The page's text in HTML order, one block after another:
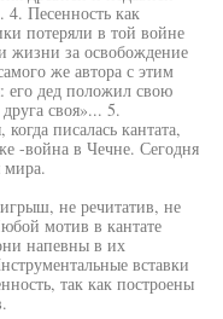
4. Песенность как
потеряли в той войне
жизни за освобождение
же автора с этим
его дед положил свою
своя»... 5.
писалась кантата,
-война в Чечне. Сегодня
мира.
не речитатив, не
мотив в кантате
напевны в их
вставки
так как построены